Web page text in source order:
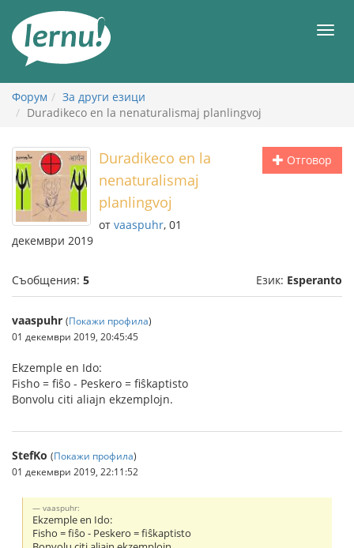
съдържанието
Форум
За други езици
Duradikeco en la nenaturalismaj planlingvoj
Отговор
Duradikeco en la
nenaturalismaj
planlingvoj
от vaaspuhr, 01
декември 2019
Съобщения: 5 Език: Esperanto
vaaspuhr (Покажи профила)
01 декември 2019, 20:45:45
Ekzemple en Ido:
Fisho = fiŝo - Peskero = fiŝkaptisto
Bonvolu citi aliajn ekzemplojn.
StefKo (Покажи профила)
01 декември 2019, 22:11:52
vaaspuhr:
Ekzemple en Ido:
Fisho = fiŝo - Peskero = fiŝkaptisto